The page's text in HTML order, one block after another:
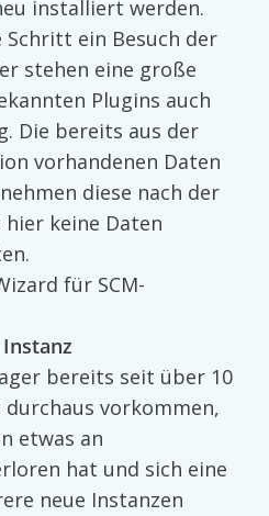
installiert werden.
ein Besuch der
stehen eine große
Plugins auch
Die bereits aus der
vorhandenen Daten
diese nach der
keine Daten
bereits seit über 10
durchaus vorkommen,
etwas an
hat und sich eine
neue Instanzen